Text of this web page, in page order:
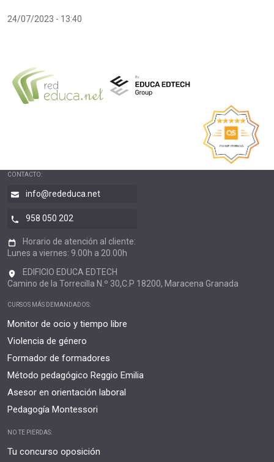
24/07/2023 - 13:40
CONTACTO:
info@rededuca.net
958 050 202
Horario de atención al cliente:
Lunes a viernes: 9.00h a 20.00h
EDIFICIO EDUCA EDTECH
Camino de la Torrecilla N.º 30,C.P 18200, Maracena Granada
CURSOS MÁS DEMANDADOS:
Monitor de ocio y tiempo libre
Violencia de género
Formador de formadores
Método pedagógico Reggio Emilia
Asesor en orientación laboral
Pedagogía Montessori
NO TE PIERDAS:
Tu concurso oposición